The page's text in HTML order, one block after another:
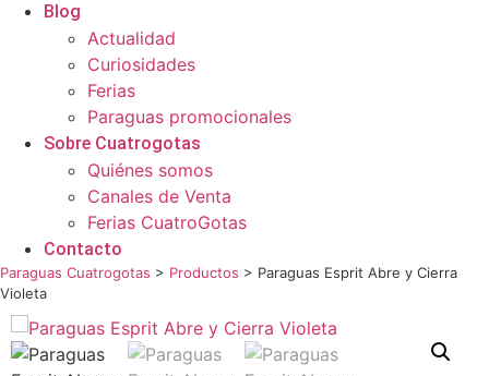
Blog
Actualidad
Curiosidades
Ferias
Paraguas promocionales
Sobre Cuatrogotas
Quiénes somos
Canales de Venta
Ferias CuatroGotas
Contacto
Paraguas Cuatrogotas > Productos > Paraguas Esprit Abre y Cierra
Violeta